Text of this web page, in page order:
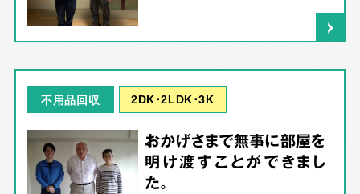
不用品回収 2DK･2LDK･3K
おかげさまで無事に部屋を
明け渡すことができまし
た。